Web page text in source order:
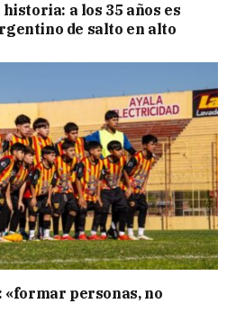
a los 35 años es
de salto en alto
personas, no